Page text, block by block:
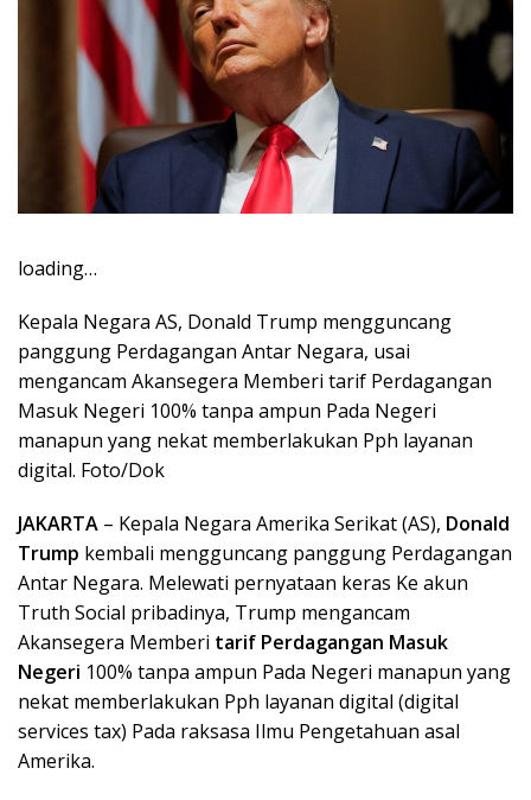
loading…
Kepala Negara AS, Donald Trump mengguncang
panggung Perdagangan Antar Negara, usai
mengancam Akansegera Memberi tarif Perdagangan
Masuk Negeri 100% tanpa ampun Pada Negeri
manapun yang nekat memberlakukan Pph layanan
digital. Foto/Dok
JAKARTA – Kepala Negara Amerika Serikat (AS), Donald
Trump kembali mengguncang panggung Perdagangan
Antar Negara. Melewati pernyataan keras Ke akun
Truth Social pribadinya, Trump mengancam
Akansegera Memberi tarif Perdagangan Masuk
Negeri 100% tanpa ampun Pada Negeri manapun yang
nekat memberlakukan Pph layanan digital (digital
services tax) Pada raksasa Ilmu Pengetahuan asal
Amerika.